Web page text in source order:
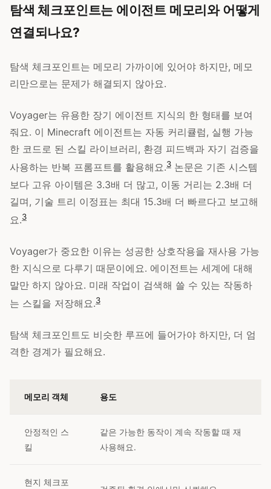
탐색 체크포인트는 에이전트 메모리와 어떻게
연결되나요?
탐색 체크포인트는 메모리 가까이에 있어야 하지만, 메모
리만으로는 문제가 해결되지 않아요.
Voyager는 유용한 장기 에이전트 지식의 한 형태를 보여
줘요. 이 Minecraft 에이전트는 자동 커리큘럼, 실행 가능
한 코드로 된 스킬 라이브러리, 환경 피드백과 자기 검증을
사용하는 반복 프롬프트를 활용해요.3 논문은 기존 시스템
보다 고유 아이템은 3.3배 더 많고, 이동 거리는 2.3배 더
길며, 기술 트리 이정표는 최대 15.3배 더 빠르다고 보고해
요.3
Voyager가 중요한 이유는 성공한 상호작용을 재사용 가능
한 지식으로 다루기 때문이에요. 에이전트는 세계에 대해
말만 하지 않아요. 미래 작업이 검색해 쓸 수 있는 작동하
는 스킬을 저장해요.3
탐색 체크포인트도 비슷한 루프에 들어가야 하지만, 더 엄
격한 경계가 필요해요.
메모리 객체 용도
안정적인 스
킬
같은 가능한 동작이 계속 작동할 때 재
사용해요.
현지 체크포